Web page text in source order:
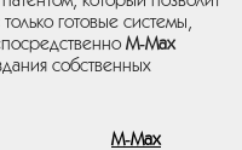
готовые системы,
M‑Max
собственных
M‑Max